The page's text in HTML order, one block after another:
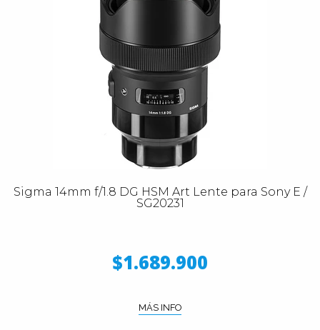
Sigma 14mm f/1.8 DG HSM Art Lente para Sony E /
SG20231
$1.689.900
MÁS INFO